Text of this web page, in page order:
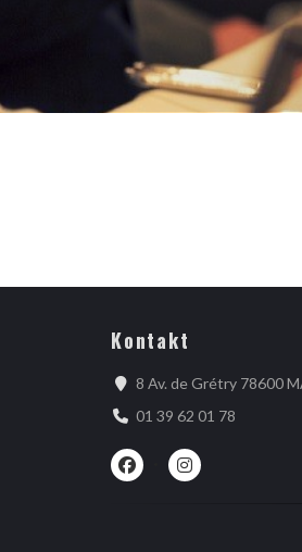
Kontakt
8 Av. de Grétry 78600
01 39 62 01 78
Facebook ((öffnet ein
Instagram